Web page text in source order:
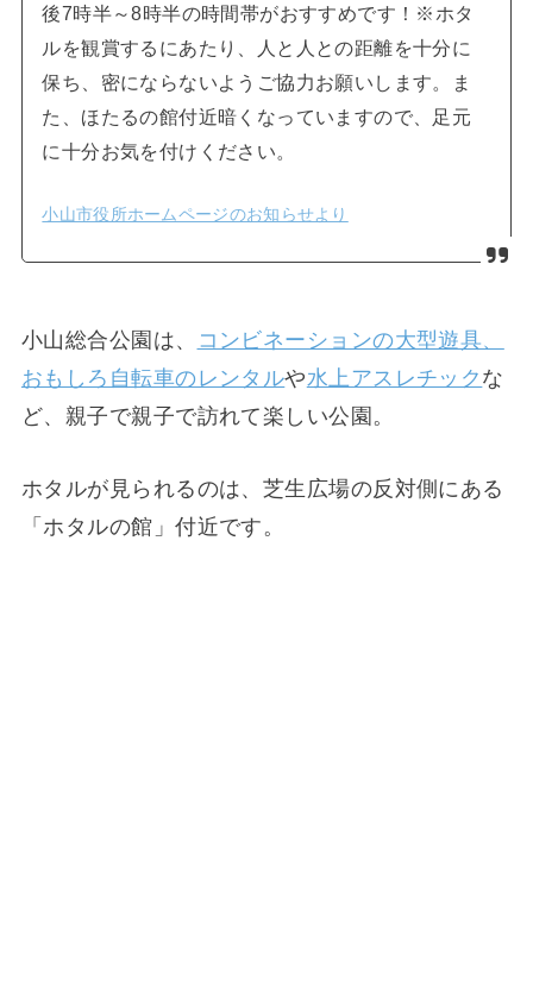
後7時半～8時半の時間帯がおすすめです！※ホタ
ルを観賞するにあたり、人と人との距離を十分に
保ち、密にならないようご協力お願いします。ま
た、ほたるの館付近暗くなっていますので、足元
に十分お気を付けください。
小山市役所ホームページのお知らせより
小山総合公園は、
コンビネーションの大型遊具、
おもしろ自転車のレンタルや水上アスレチック な
ど、親子で親子で訪れて楽しい公園。
ホタルが見られるのは、芝生広場の反対側にある
「ホタルの館」付近です。